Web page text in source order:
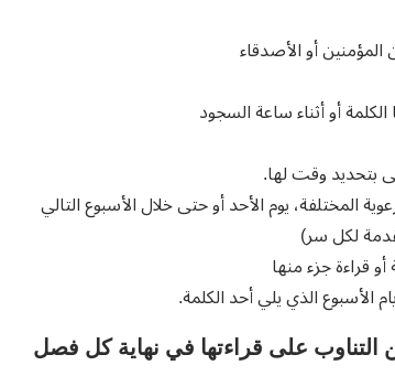
أو الأصدقاء
الكلمة أو أثناء ساعة السجود
بتحديد وقت لها.
المختلفة، يوم الأحد أو حتى خلال الأسبوع التالي
لكل سر)
قراءة جزء منها
الذي يلي أحد الكلمة.
التناوب على قراءتها في نهاية كل فصل